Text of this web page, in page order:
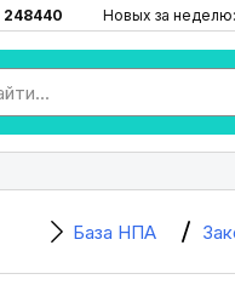
248440 Новых за неделю:
База НПА